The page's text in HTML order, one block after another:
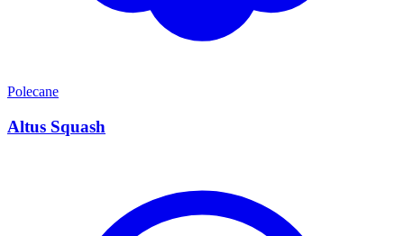
Polecane
Altus Squash